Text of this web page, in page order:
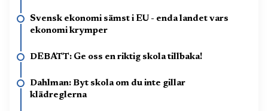
Svensk ekonomi sämst i EU - enda landet vars
ekonomi krymper
DEBATT: Ge oss en riktig skola tillbaka!
Dahlman: Byt skola om du inte gillar
klädreglerna